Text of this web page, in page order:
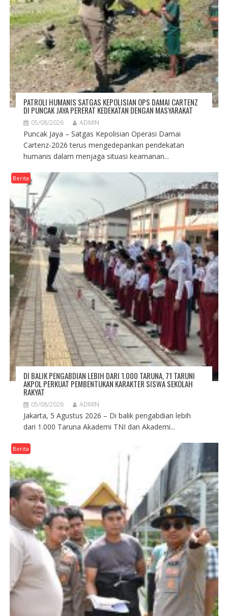
PATROLI HUMANIS SATGAS KEPOLISIAN OPS DAMAI CARTENZ
DI PUNCAK JAYA PERERAT KEDEKATAN DENGAN MASYARAKAT
05/08/2026 ADMIN
Puncak Jaya – Satgas Kepolisian Operasi Damai
Cartenz-2026 terus mengedepankan pendekatan
humanis dalam menjaga situasi keamanan...
Berita
DI BALIK PENGABDIAN LEBIH DARI 1.000 TARUNA, 71 TARUNI
AKPOL PERKUAT PEMBENTUKAN KARAKTER SISWA SEKOLAH
RAKYAT
05/08/2026 ADMIN
Jakarta, 5 Agustus 2026 – Di balik pengabdian lebih
dari 1.000 Taruna Akademi TNI dan Akademi...
Berita